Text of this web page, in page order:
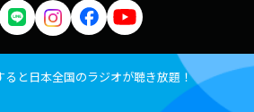
ると日本全国のラジオが聴き放題！